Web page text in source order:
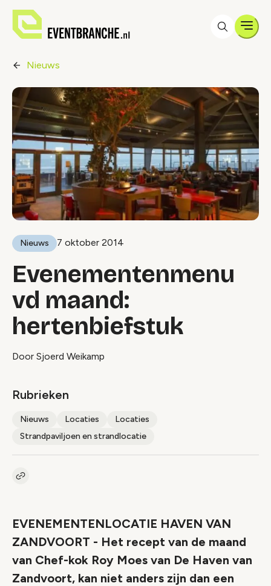
Nieuws
Nieuws 7 oktober 2014
Evenementenmenu
vd maand:
hertenbiefstuk
Door Sjoerd Weikamp
Rubrieken
Nieuws Locaties
Locaties
Strandpaviljoen en strandlocatie
Kopieer link naar artikel
EVENEMENTENLOCATIE HAVEN VAN
ZANDVOORT - Het recept van de maand
van Chef-kok Roy Moes van De Haven van
Zandvoort, kan niet anders zijn dan een